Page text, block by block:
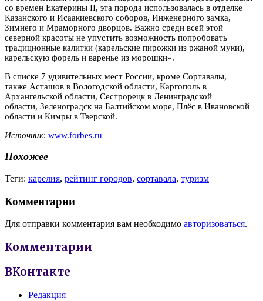
со времен Екатерины II, эта порода использовалась в отделке
Казанского и Исаакиевского соборов, Инженерного замка,
Зимнего и Мраморного дворцов. Важно среди всей этой
северной красоты не упустить возможность попробовать
традиционные калитки (карельские пирожки из ржаной муки),
карельскую форель и варенье из морошки».
В списке 7 удивительных мест России, кроме Сортавалы,
также Асташов в Вологодской области, Каргополь в
Архангельской области, Сестрорецк в Ленинградской
области, Зеленоградск на Балтийском море, Плёс в Ивановской
области и Кимры в Тверской.
Источник: www.forbes.ru
Похожее
Теги: карелия, рейтинг городов, сортавала, туризм
Комментарии
Для отправки комментария вам необходимо авторизоваться.
Комментарии
ВКонтакте
Редакция